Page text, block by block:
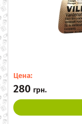
Цена:
280 грн.